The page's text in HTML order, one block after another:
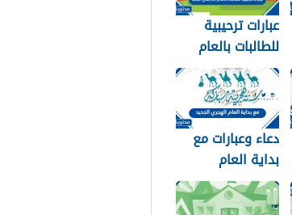
عبارات ترحيبية
للطالبات بالعام
الدراسي الجديد
1448 بالصور
دعاء وعبارات مع
بداية العام
الهجري الجديد
1448